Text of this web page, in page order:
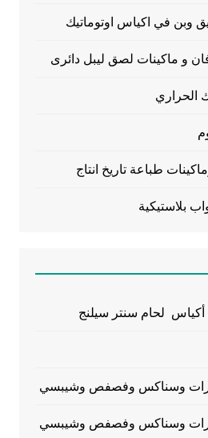
وبن في اكياس اوتوماتيك
و ماكينات لصق ليبل دائرى
الحراري
طباعة تاريخ انتاج
بلاستيكية
أكياس لحام سنتر سيلنج
وسناكس وفصفص وشيبسي
وسناكس وفصفص وشيبسي